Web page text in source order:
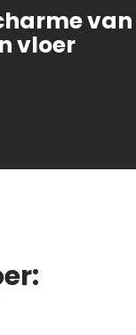
van
vloer